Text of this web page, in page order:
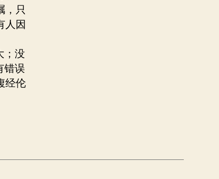
，只
人因
；没
错误
经伦